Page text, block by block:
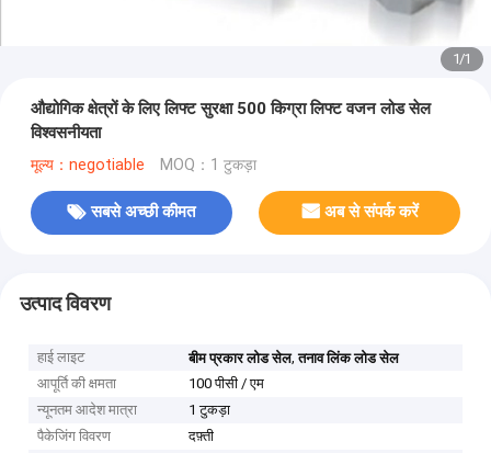
1/1
औद्योगिक क्षेत्रों के लिए लिफ्ट सुरक्षा 500 किग्रा लिफ्ट वजन लोड सेल
विश्वसनीयता
मूल्य：negotiable MOQ：1 टुकड़ा
सबसे अच्छी कीमत अब से संपर्क करें
उत्पाद विवरण
हाई लाइट बीम प्रकार लोड सेल,तनाव लिंक लोड सेल
आपूर्ति की क्षमता
100 पीसी / एम
न्यूनतम आदेश मात्रा
1 टुकड़ा
पैकेजिंग विवरण
दफ़्ती